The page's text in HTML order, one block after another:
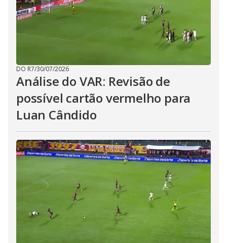
DO R7/30/07/2026
Análise do VAR: Revisão de
possível cartão vermelho para
Luan Cândido